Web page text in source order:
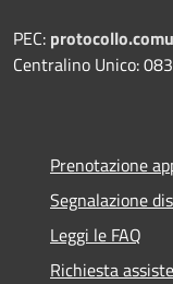
PEC:
Centralino Unico:
Prenotazione
Segnalazione
Leggi le FAQ
Richiesta